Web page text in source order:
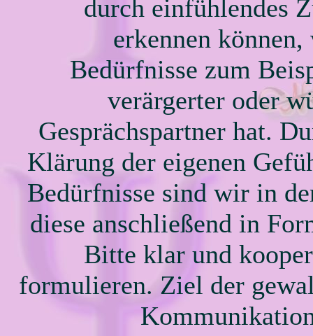
durch einfühlendes
erkennen können,
Bedürfnisse zum
verärgerter oder
Gesprächspartner hat.
Klärung der eigenen
Bedürfnisse sind wir in
diese anschließend in
Bitte klar und
formulieren. Ziel der